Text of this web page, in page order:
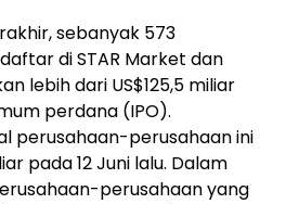
sebanyak 573
di STAR Market dan
lebih dari US$125,5 miliar
perdana (IPO).
perusahaan-perusahaan ini
pada 12 Juni lalu. Dalam
perusahaan yang